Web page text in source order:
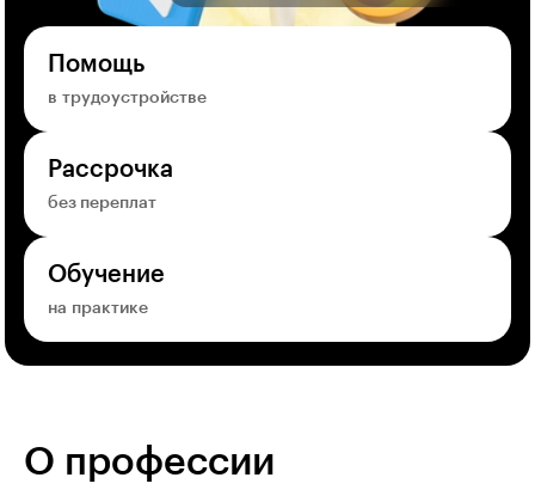
Помощь
в трудоустройстве
Рассрочка
без переплат
Обучение
на практике
О профессии